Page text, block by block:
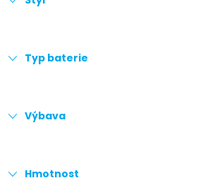
Typ baterie
Výbava
Hmotnost